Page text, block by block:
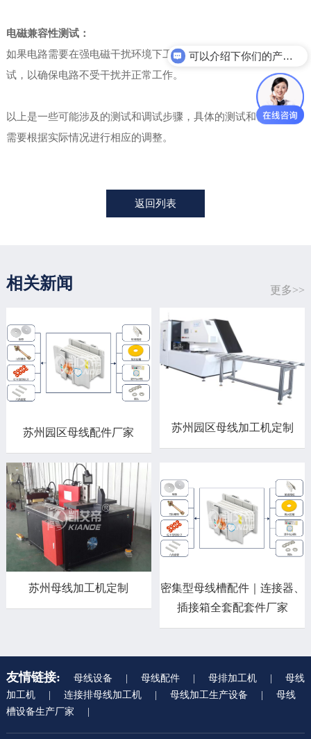
电磁兼容性测试：
如果电路需要在强电磁干扰环境下工作，需要进行电磁兼容性测
试，以确保电路不受干扰并正常工作。
以上是一些可能涉及的测试和调试步骤，具体的测试和调试步骤
需要根据实际情况进行相应的调整。
返回列表
更多>>
相关新闻
苏州园区母线配件厂家 苏州园区母线加工机定制
苏州母线加工机定制
密集型母线槽配件｜连接器、
插接箱全套配套件厂家
友情链接: 母线设备 | 母线配件 | 母排加工机 |
母线
加工机
| 连接排母线加工机 | 母线加工生产设备 |
母线
槽设备生产厂家
|
可以介绍下你们的产品么？